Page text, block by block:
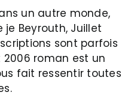
un autre monde,
Beyrouth, Juillet
sont parfois
2006 roman est un
fait ressentir toutes